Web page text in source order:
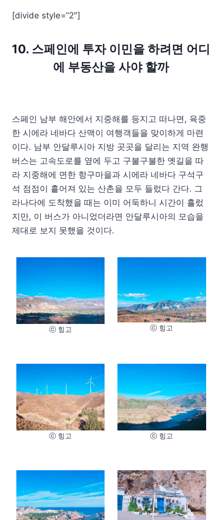
[divide style=”2″]
10. 스페인에 투자 이민을 하려면 어디
에 부동산을 사야 할까
스페인 남부 해안에서 지중해를 등지고 떠나면, 육중
한 시에라 네바다 산맥이 여행객들을 맞이하게 마련
이다. 남부 안달루시아 지방 곳곳을 달리는 지역 완행
버스는 고속도로를 옆에 두고 구불구불한 옛길을 따
라 지중해에 면한 항구마을과 시에라 네바다 구석구
석 점점이 흩어져 있는 산촌을 모두 들렀다 간다. 그
라나다에 도착했을 때는 이미 어둑하니 시간이 흘렀
지만, 이 버스가 아니었더라면 안달루시아의 모습을
제대로 보지 못했을 것이다.
ⓒ 힝고 ⓒ 힝고
ⓒ 힝고 ⓒ 힝고